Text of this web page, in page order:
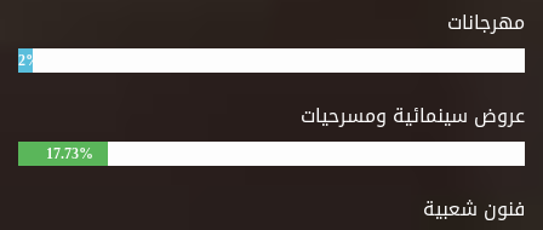
مهرجانات
2%
عروض سينمائية ومسرحيات
17.73%
فنون شعبية